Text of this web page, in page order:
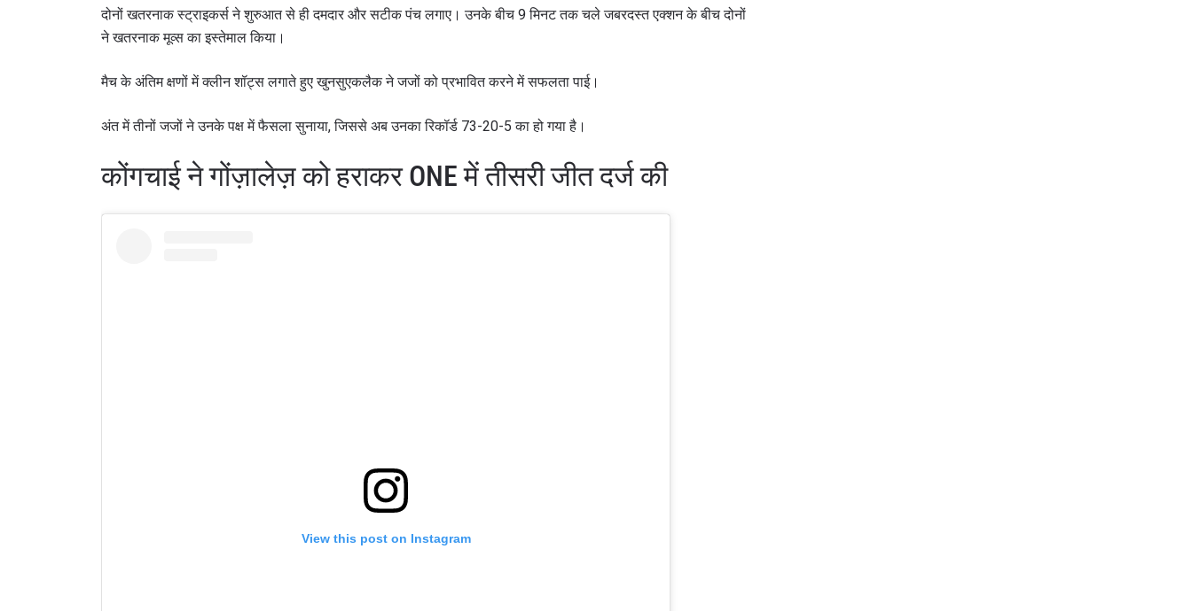
दोनों खतरनाक स्ट्राइकर्स ने शुरुआत से ही दमदार और सटीक पंच लगाए। उनके बीच 9 मिनट तक चले जबरदस्त एक्शन के बीच दोनों
ने खतरनाक मूव्स का इस्तेमाल किया।
मैच के अंतिम क्षणों में क्लीन शॉट्स लगाते हुए खुनसुएकलैक ने जजों को प्रभावित करने में सफलता पाई।
अंत में तीनों जजों ने उनके पक्ष में फैसला सुनाया, जिससे अब उनका रिकॉर्ड 73-20-5 का हो गया है।
कोंगचाई ने गोंज़ालेज़ को हराकर ONE में तीसरी जीत दर्ज की
View this post on Instagram